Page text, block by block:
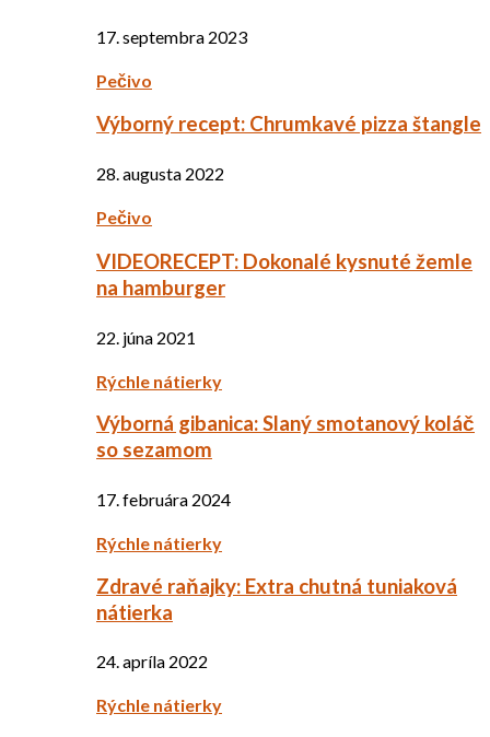
17. septembra 2023
Pečivo
Výborný recept: Chrumkavé pizza štangle
28. augusta 2022
Pečivo
VIDEORECEPT: Dokonalé kysnuté žemle
na hamburger
22. júna 2021
Rýchle nátierky
Výborná gibanica: Slaný smotanový koláč
so sezamom
17. februára 2024
Rýchle nátierky
Zdravé raňajky: Extra chutná tuniaková
nátierka
24. apríla 2022
Rýchle nátierky